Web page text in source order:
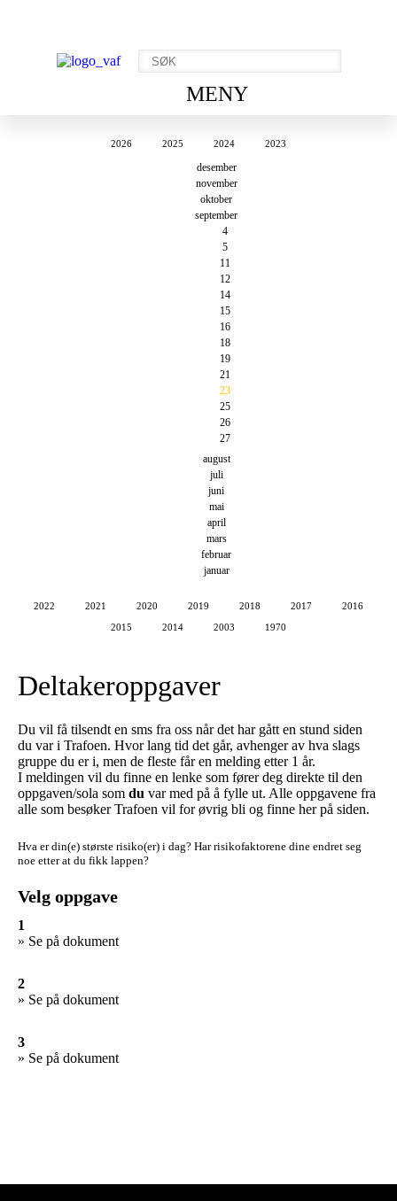
MENY
2026 2025 2024 2023
desember
november
oktober
september
4
5
11
12
14
15
16
18
19
21
23
25
26
27
august
juli
juni
mai
april
mars
februar
januar
2022 2021 2020 2019 2018 2017
2016
2015
2014 2003 1970
Deltakeroppgaver
Du vil få tilsendt en sms fra oss når det har gått en stund siden
du var i Trafoen. Hvor lang tid det går, avhenger av hva slags
gruppe du er i, men de fleste får en melding etter 1 år.
I meldingen vil du finne en lenke som fører deg direkte til den
oppgaven/sola som du var med på å fylle ut. Alle oppgavene fra
alle som besøker Trafoen vil for øvrig bli og finne her på siden.
Hva er din(e) største risiko(er) i dag? Har risikofaktorene dine endret seg
noe etter at du fikk lappen?
Velg oppgave
1
» Se på dokument
2
» Se på dokument
3
» Se på dokument